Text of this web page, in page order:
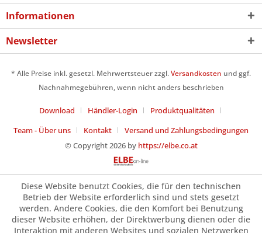
Informationen
Newsletter
* Alle Preise inkl. gesetzl. Mehrwertsteuer zzgl.Versandkosten und ggf.
Nachnahmegebühren, wenn nicht anders beschrieben
Download Händler-Login
Produktqualitäten
Team - Über uns
Kontakt
Versand und Zahlungsbedingungen
© Copyright 2026 by https://elbe.co.at
Diese Website benutzt Cookies, die für den technischen
Betrieb der Website erforderlich sind und stets gesetzt
werden. Andere Cookies, die den Komfort bei Benutzung
dieser Website erhöhen, der Direktwerbung dienen oder die
Interaktion mit anderen Websites und sozialen Netzwerken